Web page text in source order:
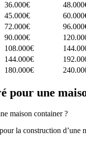
36.000€
45.000€
72.000€
90.000€
108.000€
144.000€
180.000€
pour une
maison container ?
la construction d’une